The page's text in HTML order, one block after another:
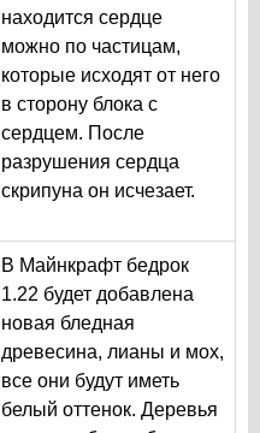
находится сердце
можно по частицам,
которые исходят от него
в сторону блока с
сердцем. После
разрушения сердца
скрипуна он исчезает.
В Майнкрафт бедрок
1.22 будет добавлена
новая бледная
древесина, лианы и мох,
все они будут иметь
белый оттенок. Деревья